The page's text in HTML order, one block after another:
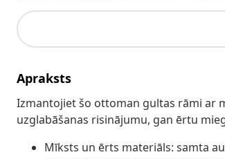
Apraksts
Izmantojiet šo ottoman gultas rāmi ar
uzglabāšanas risinājumu, gan ērtu
Mīksts un ērts materiāls: samta